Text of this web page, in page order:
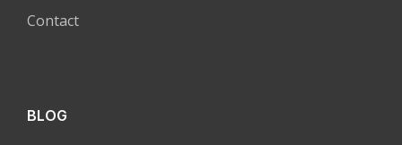
Contact
BLOG